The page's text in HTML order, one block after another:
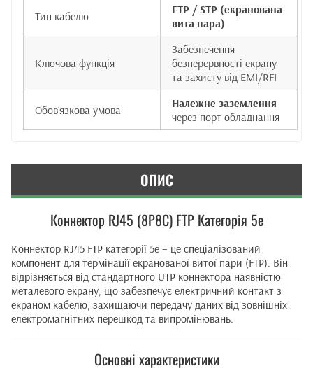
Тип кабелю
FTP / STP (екранована
вита пара)
Ключова функція
Забезпечення
безперервності екрану
та захисту від EMI/RFI
Обов’язкова умова
Належне заземлення
через порт обладнання
ОПИС
Коннектор RJ45 (8P8C) FTP Категорія 5e
Коннектор RJ45 FTP категорії 5e – це спеціалізований
компонент для термінації екранованої витої пари (FTP). Він
відрізняється від стандартного UTP коннектора наявністю
металевого екрану, що забезпечує електричний контакт з
екраном кабелю, захищаючи передачу даних від зовнішніх
електромагнітних перешкод та випромінювань.
Основні характеристики